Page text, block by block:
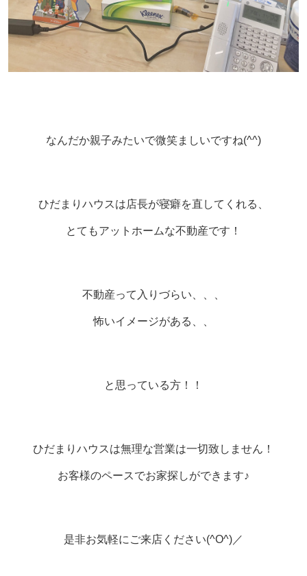
なんだか親子みたいで微笑ましいですね(^^)
ひだまりハウスは店長が寝癖を直してくれる、
とてもアットホームな不動産です！
不動産って入りづらい、、、
怖いイメージがある、、
と思っている方！！
ひだまりハウスは無理な営業は一切致しません！
お客様のペースでお家探しができます♪
是非お気軽にご来店ください(^O^)／